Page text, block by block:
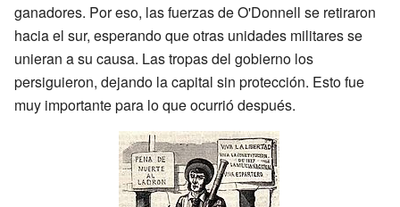
ganadores. Por eso, las fuerzas de O'Donnell se retiraron
hacia el sur, esperando que otras unidades militares se
unieran a su causa. Las tropas del gobierno los
persiguieron, dejando la capital sin protección. Esto fue
muy importante para lo que ocurrió después.